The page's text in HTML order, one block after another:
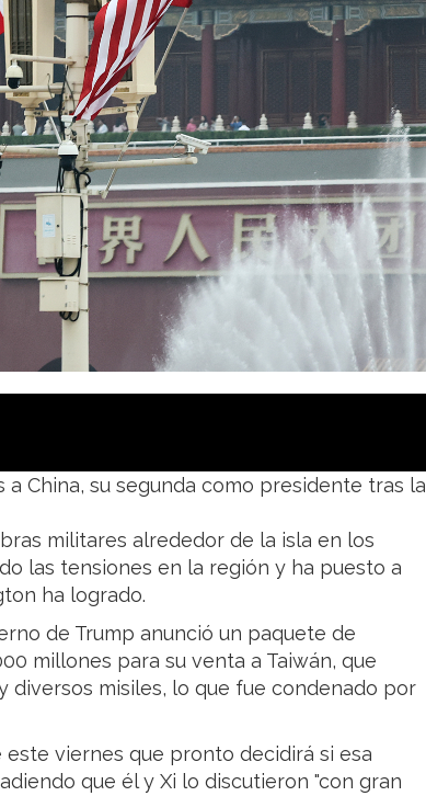
a China, su segunda como presidente tras la
militares alrededor de la isla en los
las tensiones en la región y ha puesto a
ha logrado.
de Trump anunció un paquete de
millones para su venta a Taiwán, que
diversos misiles, lo que fue condenado por
viernes que pronto decidirá si esa
que él y Xi lo discutieron "con gran